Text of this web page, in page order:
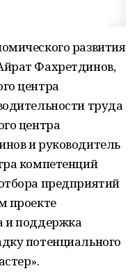
развития
Фахретдинов,
центра
труда
центра
и руководитель
компетенций
предприятий
проекте
и поддержка
потенциального